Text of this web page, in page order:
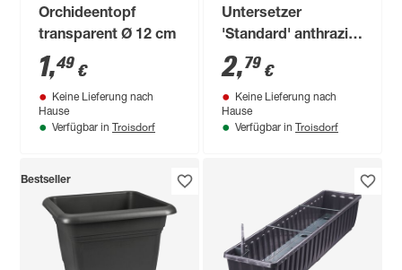
Orchideentopf
transparent Ø 12 cm
1,49 €
Keine Lieferung nach
Hause
Verfügbar in Troisdorf
Untersetzer
'Standard' anthrazit
Ø 24 cm
2,79 €
Keine Lieferung nach
Hause
Verfügbar in Troisdorf
Bestseller